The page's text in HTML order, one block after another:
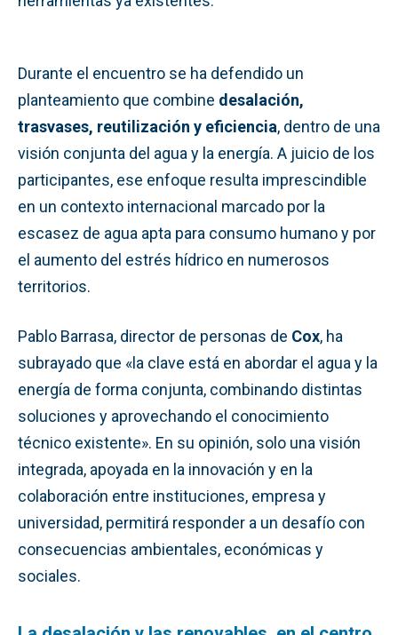
Durante el encuentro se ha defendido un
planteamiento que combine desalación,
trasvases, reutilización y eficiencia, dentro de una
visión conjunta del agua y la energía. A juicio de los
participantes, ese enfoque resulta imprescindible
en un contexto internacional marcado por la
escasez de agua apta para consumo humano y por
el aumento del estrés hídrico en numerosos
territorios.
Pablo Barrasa, director de personas de Cox, ha
subrayado que «la clave está en abordar el agua y la
energía de forma conjunta, combinando distintas
soluciones y aprovechando el conocimiento
técnico existente». En su opinión, solo una visión
integrada, apoyada en la innovación y en la
colaboración entre instituciones, empresa y
universidad, permitirá responder a un desafío con
consecuencias ambientales, económicas y
sociales.